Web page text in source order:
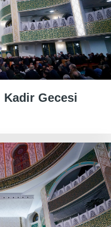
Kadir Gecesi